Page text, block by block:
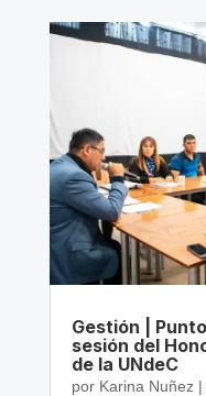
Gestión |
sesión del
de la UNdeC
por Karina Nuñez|